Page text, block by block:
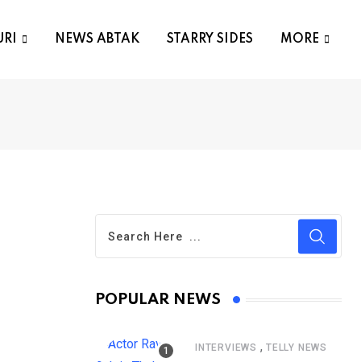
NEWS ABTAK STARRY SIDES MORE
POPULAR NEWS
INTERVIEWS , TELLY NEWS